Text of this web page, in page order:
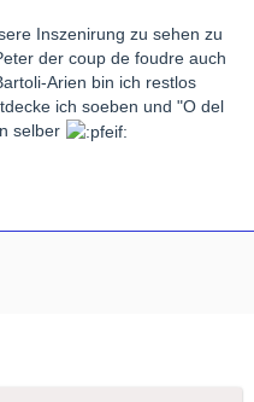
Inszenirung zu sehen zu
der coup de foudre auch
Arien bin ich restlos
ich soeben und "O del
selber